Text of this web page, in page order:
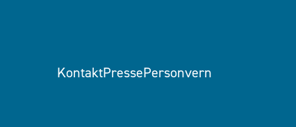
KontaktPressePersonvern